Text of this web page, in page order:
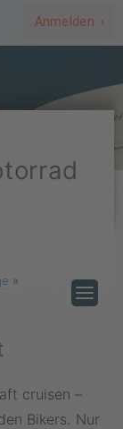
Anmelden ›
»
cruisen –
Bikers. Nur